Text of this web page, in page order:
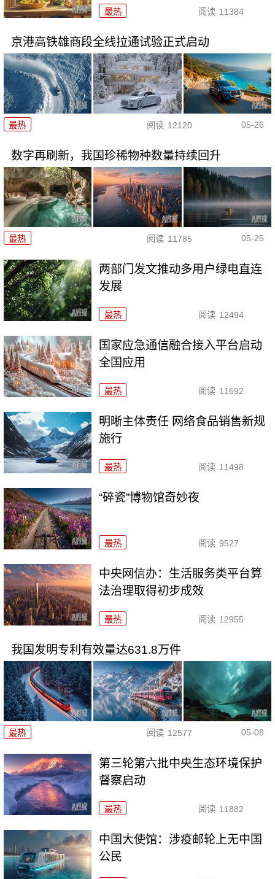
最热 阅读 11384
京港高铁雄商段全线拉通试验正式启动
最热 阅读 12120 05-26
数字再刷新，我国珍稀物种数量持续回升
最热 阅读 11785 05-25
两部门发文推动多用户绿电直连
发展
最热 阅读 12494
国家应急通信融合接入平台启动
全国应用
最热 阅读 11692
明晰主体责任 网络食品销售新规
施行
最热 阅读 11498
“碎瓷”博物馆奇妙夜
最热 阅读 9527
中央网信办：生活服务类平台算
法治理取得初步成效
最热 阅读 12955
我国发明专利有效量达631.8万件
最热 阅读 12577 05-08
第三轮第六批中央生态环境保护
督察启动
最热 阅读 11882
中国大使馆：涉疫邮轮上无中国
公民